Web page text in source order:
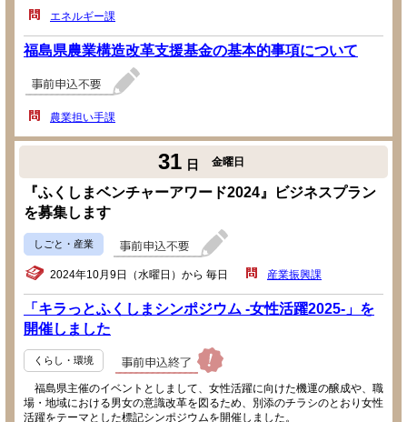
エネルギー課
福島県農業構造改革支援基金の基本的事項について
農業担い手課
31 日 金曜日
『ふくしまベンチャーアワード2024』ビジネスプラン
を募集します
しごと・産業
2024年10月9日（水曜日）から 毎日 産業振興課
「キラっとふくしまシンポジウム -女性活躍2025-」を
開催しました
くらし・環境
福島県主催のイベントとしまして、女性活躍に向けた機運の醸成や、職
場・地域における男女の意識改革を図るため、別添のチラシのとおり女性
活躍をテーマとした標記シンポジウムを開催しました。